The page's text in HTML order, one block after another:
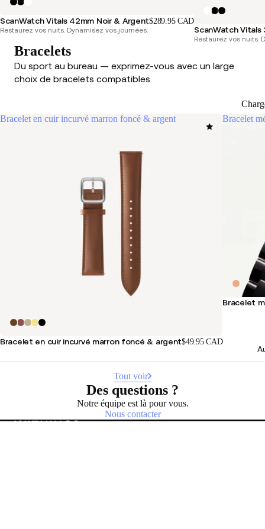
ScanWatch Vitals 42mm Noir & Argent$289.95 CAD
Restaurez vos nuits. Dynamisez vos journées. ScanWatch Vitals
Restaurez vos nuits.
Bracelets
Du sport au bureau — exprimez-vous avec un large
choix de bracelets compatibles.
Bracelet en cuir incurvé marron foncé & argent
Bracelet en cuir incurvé marron foncé & argent$49.95 CAD
Bracelet
Bracelet
Tout voir
Des questions ?
Notre équipe est là pour vous.
Nous contacter